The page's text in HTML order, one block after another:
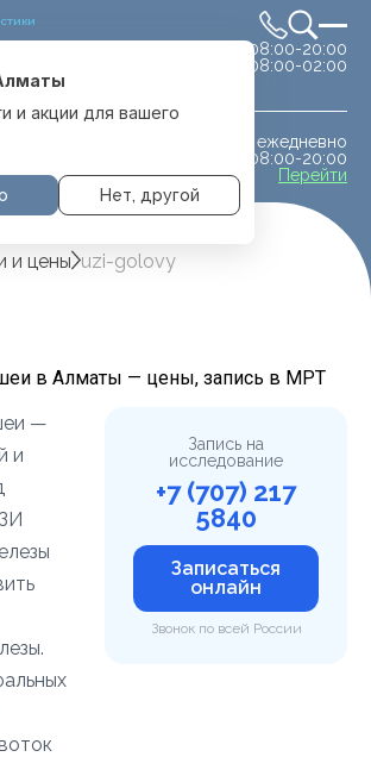
сб-вс 08:00-20:00
08:00-02:00
ежедневно
08:00-20:00
Перейти
и акции для вашего
Нет, другой
и цены uzi-golovy
в Алматы — цены, запись в МРТ
—
и
Запись на
исследование
+7 (707) 217
5840
Записаться
онлайн
Звонок по всей России